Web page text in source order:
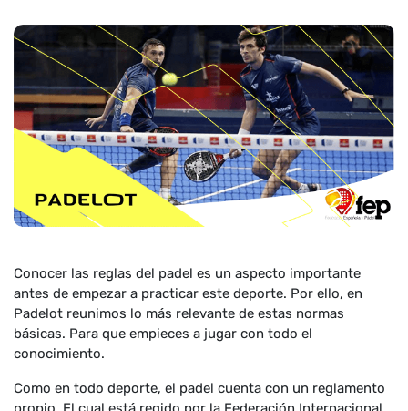
Conocer las reglas del padel es un aspecto importante
antes de empezar a practicar este deporte. Por ello, en
Padelot reunimos lo más relevante de estas normas
básicas. Para que empieces a jugar con todo el
conocimiento.
Como en todo deporte, el padel cuenta con un reglamento